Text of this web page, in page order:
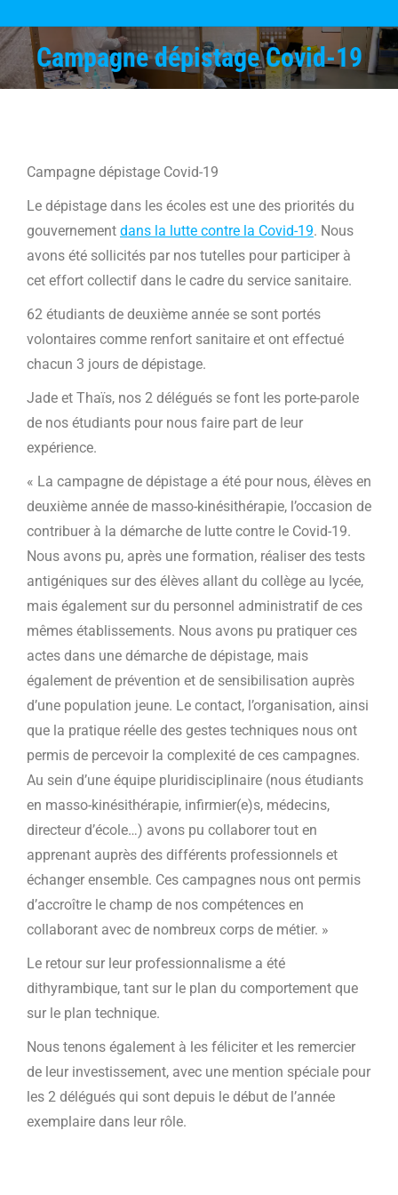
Campagne dépistage Covid-19
Vous êtes ici :
Campagne dépistage Covid-19
Le dépistage dans les écoles est une des priorités du
gouvernement dans la lutte contre la Covid-19. Nous
avons été sollicités par nos tutelles pour participer à
cet effort collectif dans le cadre du service sanitaire.
62 étudiants de deuxième année se sont portés
volontaires comme renfort sanitaire et ont effectué
chacun 3 jours de dépistage.
Jade et Thaïs, nos 2 délégués se font les porte-parole
de nos étudiants pour nous faire part de leur
expérience.
« La campagne de dépistage a été pour nous, élèves en
deuxième année de masso-kinésithérapie, l’occasion de
contribuer à la démarche de lutte contre le Covid-19.
Nous avons pu, après une formation, réaliser des tests
antigéniques sur des élèves allant du collège au lycée,
mais également sur du personnel administratif de ces
mêmes établissements. Nous avons pu pratiquer ces
actes dans une démarche de dépistage, mais
également de prévention et de sensibilisation auprès
d’une population jeune. Le contact, l’organisation, ainsi
que la pratique réelle des gestes techniques nous ont
permis de percevoir la complexité de ces campagnes.
Au sein d’une équipe pluridisciplinaire (nous étudiants
en masso-kinésithérapie, infirmier(e)s, médecins,
directeur d’école…) avons pu collaborer tout en
apprenant auprès des différents professionnels et
échanger ensemble. Ces campagnes nous ont permis
d’accroître le champ de nos compétences en
collaborant avec de nombreux corps de métier. »
Le retour sur leur professionnalisme a été
dithyrambique, tant sur le plan du comportement que
sur le plan technique.
Nous tenons également à les féliciter et les remercier
de leur investissement, avec une mention spéciale pour
les 2 délégués qui sont depuis le début de l’année
exemplaire dans leur rôle.